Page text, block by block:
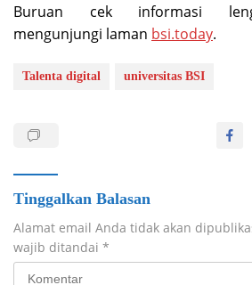
Buruan cek informasi
mengunjungi laman bsi.today.
Talenta digital universitas BSI
Tinggalkan Balasan
Alamat email Anda tidak akan
wajib ditandai *